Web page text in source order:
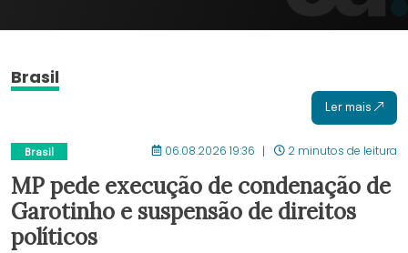
Brasil
Ler mais
Brasil 06.08.2026 19:36 2 minutos de leitura
MP pede execução de condenação de
Garotinho e suspensão de direitos
políticos